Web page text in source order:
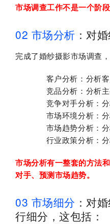
市场调查工作不是一个阶
02 市场分析 ：对
完成了婚纱摄影市场调查
客户分析：分析
竞品分析：分析
竞争对手分析：
市场环境分析：
市场趋势分析：
行业政策分析：
市场分析有一整套的方法
对手、预测市场趋势。
03 市场细分 ：对
行细分，这包括：